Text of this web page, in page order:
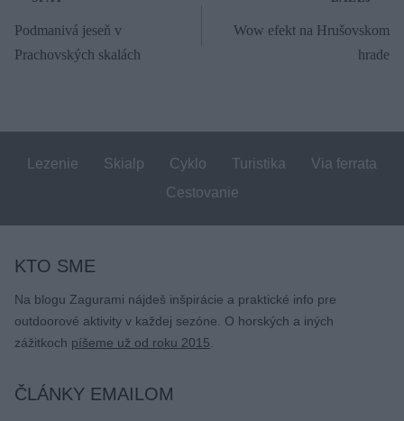
Podmanivá jeseň v
Prachovských skalách
Wow efekt na Hrušovskom
hrade
Lezenie Skialp Cyklo Turistika
Via ferrata
Cestovanie
KTO SME
Na blogu Zagurami nájdeš inšpirácie a praktické info pre
outdoorové aktivity v každej sezóne. O horských a iných
zážitkoch píšeme už od roku 2015
ČLÁNKY EMAILOM